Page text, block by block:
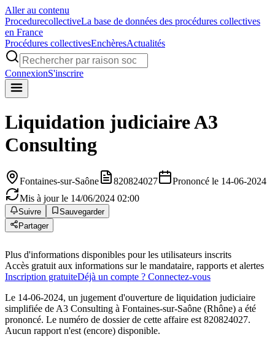
Aller au contenu
ProcedurecollectiveLa base de données des procédures collectives
en France
Procédures collectivesEnchèresActualités
ConnexionS'inscrire
Liquidation judiciaireA3
Consulting
Fontaines-sur-Saône 820824027
Prononcé le 14-06-2024
Mis à jour le 14/06/2024 02:00
Suivre
Sauvegarder
Partager
Plus d'informations disponibles pour les utilisateurs inscrits
Accès gratuit aux informations sur le mandataire, rapports et alertes
Inscription gratuiteDéjà un compte ? Connectez-vous
Le 14-06-2024, un jugement d'ouverture de liquidation judiciaire
simplifiée de A3 Consulting à Fontaines-sur-Saône (Rhône) a été
prononcé. Le numéro de dossier de cette affaire est 820824027.
Aucun rapport n'est (encore) disponible.